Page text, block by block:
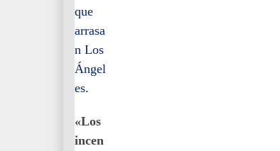
que
arrasa
n Los
Ángel
es.
«Los
incen